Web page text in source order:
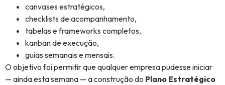
canvases estratégicos,
checklists de acompanhamento,
tabelas e frameworks completos,
kanban de execução,
guias semanais e mensais.
O objetivo foi permitir que qualquer empresa pudesse iniciar
— ainda esta semana — a construção do Plano Estratégico